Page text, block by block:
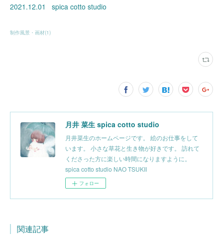
2021.12.01 spica cotto studio
制作風景・画材(1)
月井 菜生 spica cotto studio
月井菜生のホームページです。 絵のお仕事をして
います。 小さな草花と生き物が好きです。 訪れて
くださった方に楽しい時間になりますように。
spica cotto studio NAO TSUKII
フォロー
関連記事